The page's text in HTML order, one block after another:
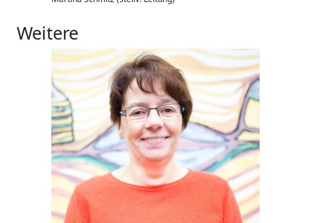
Weitere